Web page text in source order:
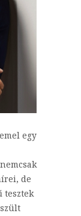
egy
de
tesztek